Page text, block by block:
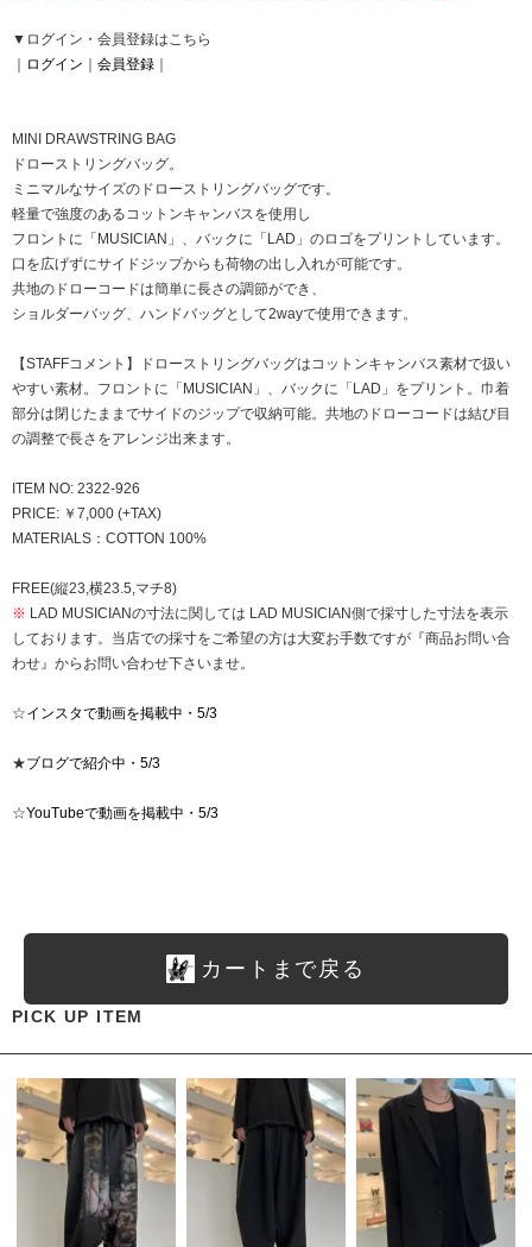
▼ログイン・会員登録はこちら
ログイン 会員登録
MINI DRAWSTRING BAG
ドローストリングバッグ。
ミニマルなサイズのドローストリングバッグです。
軽量で強度のあるコットンキャンバスを使用し
フロントに「MUSICIAN」、バックに「LAD」のロゴをプリントしています。
口を広げずにサイドジップからも荷物の出し入れが可能です。
共地のドローコードは簡単に長さの調節ができ、
ショルダーバッグ、ハンドバッグとして2wayで使用できます。
【STAFFコメント】ドローストリングバッグはコットンキャンバス素材で扱い
やすい素材。フロントに「MUSICIAN」、バックに「LAD」をプリント。巾着
部分は閉じたままでサイドのジップで収納可能。共地のドローコードは結び目
の調整で長さをアレンジ出来ます。
ITEM NO: 2322-926
PRICE: ￥7,000 (+TAX)
MATERIALS：COTTON 100%
FREE(縦23,横23.5,マチ8)
※ LAD MUSICIANの寸法に関しては LAD MUSICIAN側で採寸した寸法を表示
しております。当店での採寸をご希望の方は大変お手数ですが『商品お問い合
わせ』からお問い合わせ下さいませ。
☆インスタで動画を掲載中・5/3
★ブログで紹介中・5/3
☆YouTubeで動画を掲載中・5/3
カートまで戻る
PICK UP ITEM